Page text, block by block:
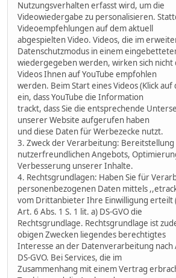
Nutzungsverhalten erfasst wird, um die
Videowiedergabe zu personalisieren.
Videoempfehlungen auf dem aktuell
abgespielten Video. Videos, die im
Datenschutzmodus in einem
wiedergegeben werden, wirken sich nicht
Videos Ihnen auf YouTube empfohlen
werden. Beim Start eines Videos (Klick auf
ein, dass YouTube die Information
trackt, dass Sie die entsprechende
unserer Website aufgerufen haben
und diese Daten für Werbezecke nutzt.
3. Zweck der Verarbeitung: Bereitstellung
nutzerfreundlichen Angebots,
Verbesserung unserer Inhalte.
4. Rechtsgrundlagen: Haben Sie für
personenbezogenen Daten mittels
vom Drittanbieter Ihre Einwilligung erteilt
Art. 6 Abs. 1 S. 1 lit. a) DS-GVO die
Rechtsgrundlage. Rechtsgrundlage ist
obigen Zwecken liegendes berechtigtes
Interesse an der Datenverarbeitung nach
DS-GVO. Bei Services, die im
Zusammenhang mit einem Vertrag